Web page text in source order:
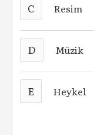
C Resim
D Müzik
E Heykel